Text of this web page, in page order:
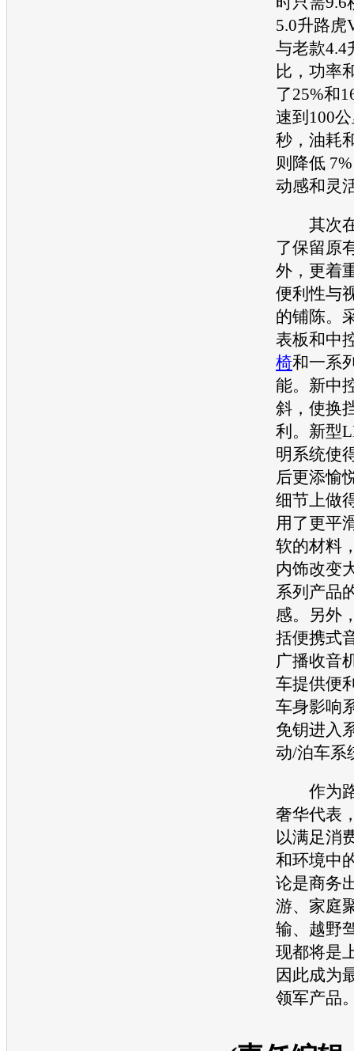
5.0升路虎
与老款4.4
比，功率
了25%和
速到100
秒，油耗
则降低
动感和灵
其次在
了保留原
外，更着
便利性与
的铺陈。
表板和中
椅和一系
能。新中
斜，使换
利。新型
明系统使
后更添愉
细节上做
用了更平
软的材料
内饰改变
系列产品
感。另外
括便携式
广播收音
车提供便
车身影响
免钥进入
动/泊车系
作为
奢华代表
以满足消
和环境中
论是商务
游、家庭
输、越野
现都将是
因此成为
领军产品